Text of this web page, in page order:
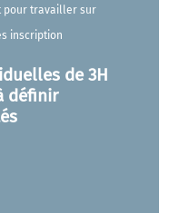
pour travailler sur
inscription
de 3H
définir